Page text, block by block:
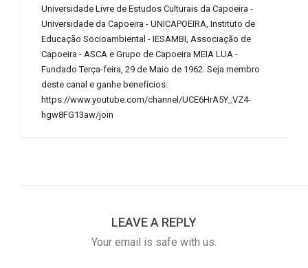
Universidade Livre de Estudos Culturais da Capoeira -
Universidade da Capoeira - UNICAPOEIRA, Instituto de
Educação Socioambiental - IESAMBI, Associação de
Capoeira - ASCA e Grupo de Capoeira MEIA LUA -
Fundado Terça-feira, 29 de Maio de 1962. Seja membro
deste canal e ganhe benefícios:
https://www.youtube.com/channel/UCE6HrA5Y_VZ4-
hgw8FG13aw/join
LEAVE A REPLY
Your email is safe with us.